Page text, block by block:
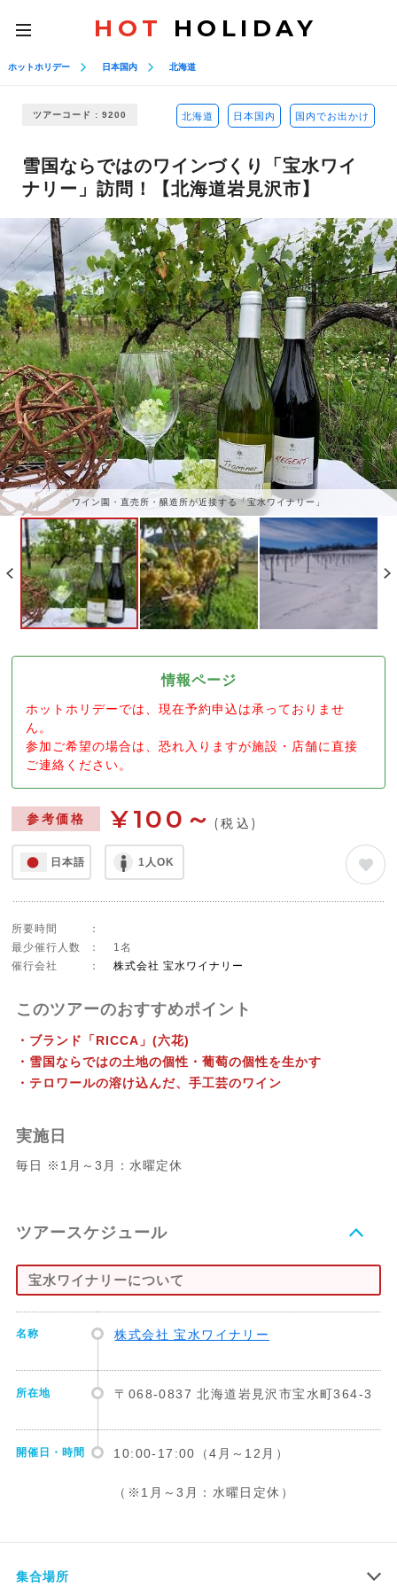
toggle
navigation
HOT HOLIDAY
ホットホリデー 日本国内 北海道
ツアーコード : 9200 北海道 日本国内 国内でお出かけ
雪国ならではのワインづくり「宝水ワイ
ナリー」訪問！【北海道岩見沢市】
ワイン園・直売所・醸造所が近接する「宝水ワイナリー」
情報ページ
ホットホリデーでは、現在予約申込は承っておりませ
ん。
参加ご希望の場合は、恐れ入りますが施設・店舗に直接
ご連絡ください。
参考価格 ¥100～ (税込)
日本語 1人OK
所要時間
：
最少催行人数
：
1名
催行会社
： 株式会社 宝水ワイナリー
このツアーのおすすめポイント
・ブランド「RICCA」(六花)
・雪国ならではの土地の個性・葡萄の個性を生かす
・テロワールの溶け込んだ、手工芸のワイン
実施日
毎日 ※1月～3月：水曜定休
ツアースケジュール
宝水ワイナリーについて
名称 株式会社 宝水ワイナリー
所在地 〒068-0837 北海道岩見沢市宝水町364-3
開催日・時間 10:00-17:00（4月～12月）
（※1月～3月：水曜日定休）
集合場所